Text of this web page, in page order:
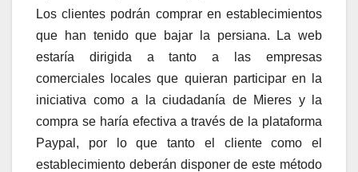
Los clientes podrán comprar en establecimientos
que han tenido que bajar la persiana. La web
estaría dirigida a tanto a las empresas
comerciales locales que quieran participar en la
iniciativa como a la ciudadanía de Mieres y la
compra se haría efectiva a través de la plataforma
Paypal, por lo que tanto el cliente como el
establecimiento deberán disponer de este método